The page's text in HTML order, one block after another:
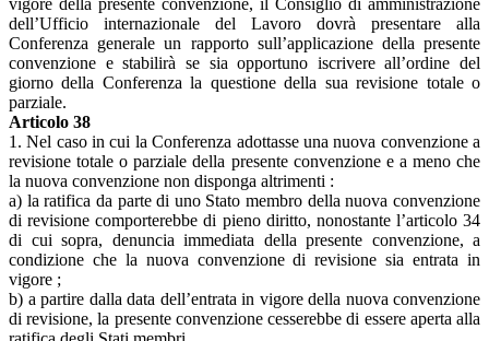
vigore della presente convenzione, il Consiglio di amministrazione
dell’Ufficio internazionale del Lavoro dovrà presentare alla
Conferenza generale un rapporto sull’applicazione della presente
convenzione e stabilirà se sia opportuno iscrivere all’ordine del
giorno della Conferenza la questione della sua revisione totale o
parziale.
Articolo 38
1. Nel caso in cui la Conferenza adottasse una nuova convenzione a
revisione totale o parziale della presente convenzione e a meno che
la nuova convenzione non disponga altrimenti :
a) la ratifica da parte di uno Stato membro della nuova convenzione
di revisione comporterebbe di pieno diritto, nonostante l’articolo 34
di cui sopra, denuncia immediata della presente convenzione, a
condizione che la nuova convenzione di revisione sia entrata in
vigore ;
b) a partire dalla data dell’entrata in vigore della nuova convenzione
di revisione, la presente convenzione cesserebbe di essere aperta alla